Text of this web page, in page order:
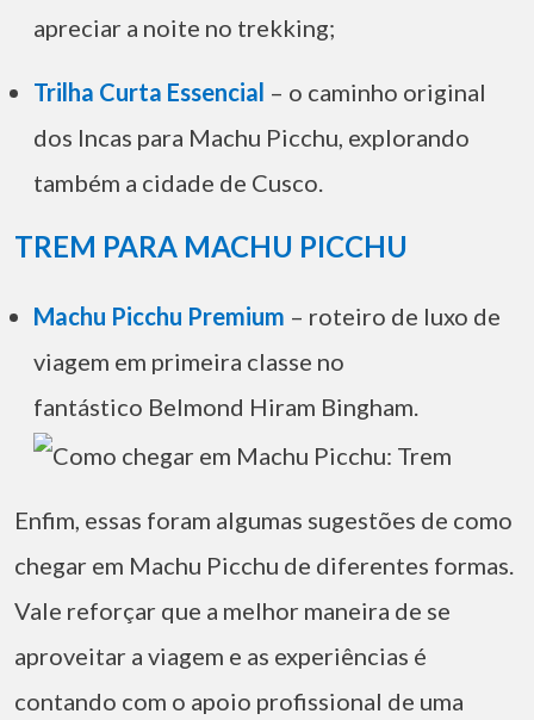
apreciar a noite no trekking;
Trilha Curta Essencial – o caminho original
dos Incas para Machu Picchu, explorando
também a cidade de Cusco.
TREM PARA MACHU PICCHU
Machu Picchu Premium – roteiro de luxo de
viagem em primeira classe no
fantástico Belmond Hiram Bingham.
Enfim, essas foram algumas sugestões de como
chegar em Machu Picchu de diferentes formas.
Vale reforçar que a melhor maneira de se
aproveitar a viagem e as experiências é
contando com o apoio profissional de uma